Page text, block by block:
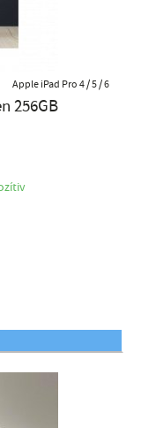
Apple iPad Pro 4 / 5 / 6
256GB